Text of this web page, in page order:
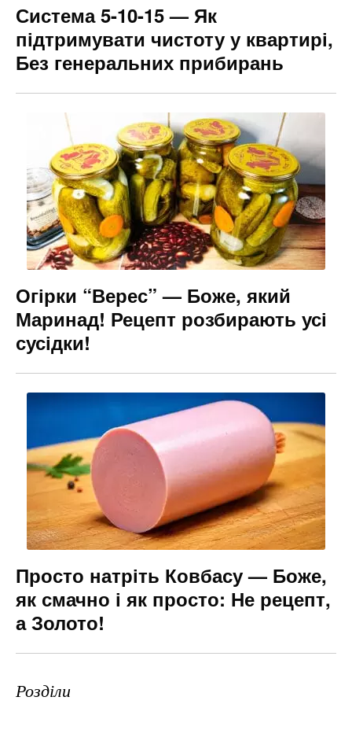
Система 5-10-15 — Як
підтримувати чистоту у квартирі,
Без генеральних прибирань
Огірки “Верес” — Боже, який
Маринад! Рецепт розбирають усі
сусідки!
Просто натріть Ковбасу — Боже,
як смачно і як просто: Не рецепт,
а Золото!
Розділи